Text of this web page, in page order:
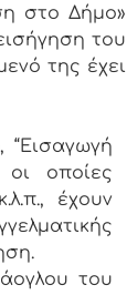
στο Δήμο»
του
της έχει
“Εισαγωγή
οι οποίες
έχουν
του